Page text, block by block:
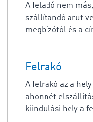
A feladó nem
szállítandó árut
megbízótól és a
Felrakó
A felrakó az a
ahonnét
kiindulási hely a